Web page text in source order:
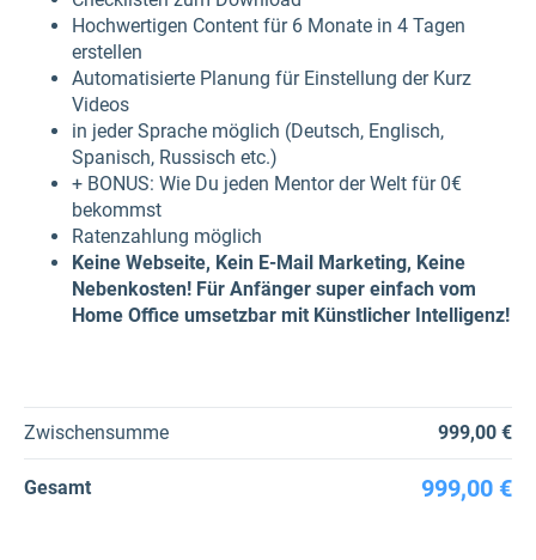
Hochwertigen Content für 6 Monate in 4 Tagen
erstellen
Automatisierte Planung für Einstellung der Kurz
Videos
in jeder Sprache möglich (Deutsch, Englisch,
Spanisch, Russisch etc.)
+ BONUS: Wie Du jeden Mentor der Welt für 0€
bekommst
Ratenzahlung möglich
Keine Webseite, Kein E-Mail Marketing, Keine
Nebenkosten! Für Anfänger super einfach vom
Home Office umsetzbar mit Künstlicher Intelligenz!
Zwischensumme 999,00 €
Gesamt 999,00 €